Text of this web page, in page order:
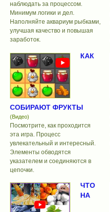
наблюдать за процессом.
Минимум логики и дел.
Наполняйте аквариум рыбками,
улучшая качество и повышая
заработок.
КАК
СОБИРАЮТ ФРУКТЫ
(Видео)
Посмотрите, как проходится
эта игра. Процесс
увлекательный и интересный.
Элементы обводятся
указателем и соединяются в
цепочки.
ЧТО
НА